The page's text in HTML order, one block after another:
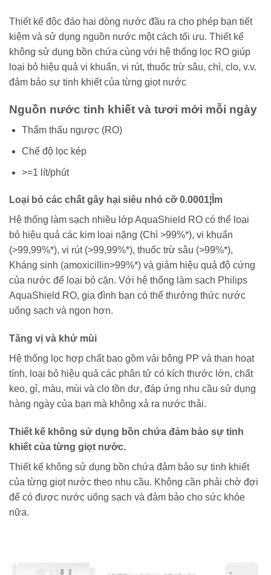
Thiết kế độc đáo hai dòng nước đầu ra cho phép bạn tiết
kiệm và sử dụng nguồn nước một cách tối ưu. Thiết kế
không sử dụng bồn chứa cùng với hệ thống lọc RO giúp
loại bỏ hiệu quả vi khuẩn, vi rút, thuốc trừ sâu, chì, clo, v.v.
đảm bảo sự tinh khiết của từng giọt nước
Nguồn nước tinh khiết và tươi mới mỗi ngày
Thẩm thấu ngược (RO)
Chế độ lọc kép
>=1 lít/phút
Loại bỏ các chất gây hại siêu nhỏ cỡ 0.0001¦Ìm
Hệ thống làm sạch nhiều lớp AquaShield RO có thể loại
bỏ hiệu quả các kim loại nặng (Chì >99%*), vi khuẩn
(>99,99%*), vi rút (>99,99%*), thuốc trừ sâu (>99%*),
Kháng sinh (amoxicillin>99%*) và giảm hiệu quả độ cứng
của nước để loại bỏ cặn. Với hệ thống làm sạch Philips
AquaShield RO, gia đình bạn có thể thưởng thức nước
uống sạch và ngon hơn.
Tăng vị và khử mùi
Hệ thống lọc hợp chất bao gồm vải bông PP và than hoạt
tính, loại bỏ hiệu quả các phân tử có kích thước lớn, chất
keo, gỉ, màu, mùi và clo tồn dư, đáp ứng nhu cầu sử dụng
hàng ngày của bạn mà không xả ra nước thải.
Thiết kế không sử dụng bồn chứa đảm bảo sự tinh
khiết của từng giọt nước.
Thiết kế không sử dụng bồn chứa đảm bảo sự tinh khiết
của từng giọt nước theo nhu cầu. Không cần phải chờ đợi
để có được nước uống sạch và đảm bảo cho sức khỏe
nữa.